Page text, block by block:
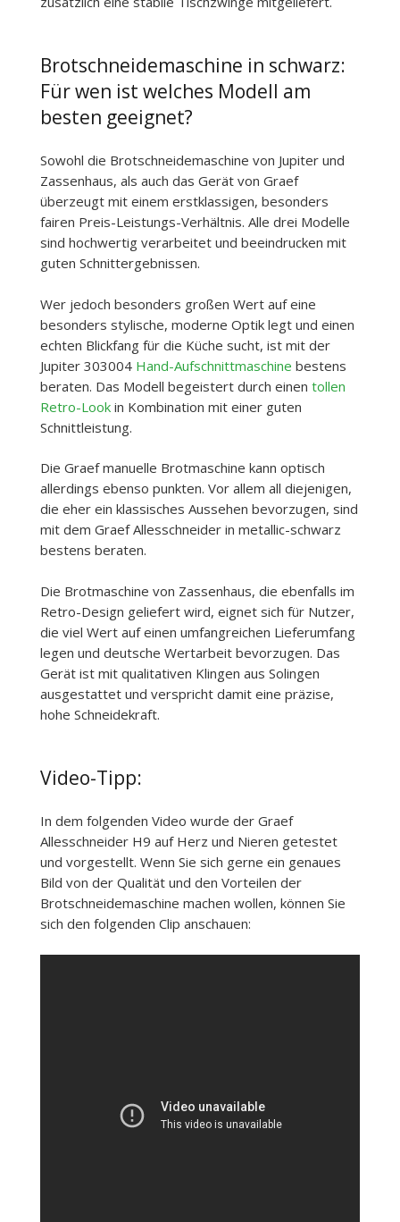
Brotschneidemaschine in schwarz:
Für wen ist welches Modell am
besten geeignet?
Sowohl die Brotschneidemaschine von Jupiter und
Zassenhaus, als auch das Gerät von Graef
überzeugt mit einem erstklassigen, besonders
fairen Preis-Leistungs-Verhältnis. Alle drei Modelle
sind hochwertig verarbeitet und beeindrucken mit
guten Schnittergebnissen.
Wer jedoch besonders großen Wert auf eine
besonders stylische, moderne Optik legt und einen
echten Blickfang für die Küche sucht, ist mit der
Jupiter 303004 Hand-Aufschnittmaschine bestens
beraten. Das Modell begeistert durch einen tollen
Retro-Look in Kombination mit einer guten
Schnittleistung.
Die Graef manuelle Brotmaschine kann optisch
allerdings ebenso punkten. Vor allem all diejenigen,
die eher ein klassisches Aussehen bevorzugen, sind
mit dem Graef Allesschneider in metallic-schwarz
bestens beraten.
Die Brotmaschine von Zassenhaus, die ebenfalls im
Retro-Design geliefert wird, eignet sich für Nutzer,
die viel Wert auf einen umfangreichen Lieferumfang
legen und deutsche Wertarbeit bevorzugen. Das
Gerät ist mit qualitativen Klingen aus Solingen
ausgestattet und verspricht damit eine präzise,
hohe Schneidekraft.
Video-Tipp:
In dem folgenden Video wurde der Graef
Allesschneider H9 auf Herz und Nieren getestet
und vorgestellt. Wenn Sie sich gerne ein genaues
Bild von der Qualität und den Vorteilen der
Brotschneidemaschine machen wollen, können Sie
sich den folgenden Clip anschauen: